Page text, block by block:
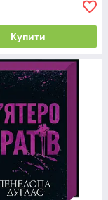
Купити